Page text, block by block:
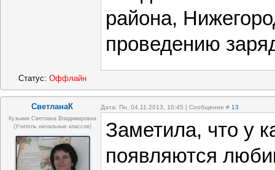
района,
проведению
Статус: Оффлайн
СветланаК Дата: Пн, 04.11.2013, 10:45 | Сообщение # 13
Кузьмик Светлана Владимировна
(учитель начальных классов)
Заметила, что у
появляются